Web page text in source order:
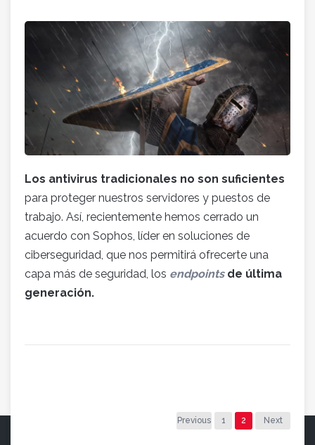
Los antivirus tradicionales no son suficientes
para proteger nuestros servidores y puestos de
trabajo. Así, recientemente hemos cerrado un
acuerdo con Sophos, líder en soluciones de
ciberseguridad, que nos permitirá ofrecerte una
capa más de seguridad, los endpoints de última
generación.
Previous 1 2 Next